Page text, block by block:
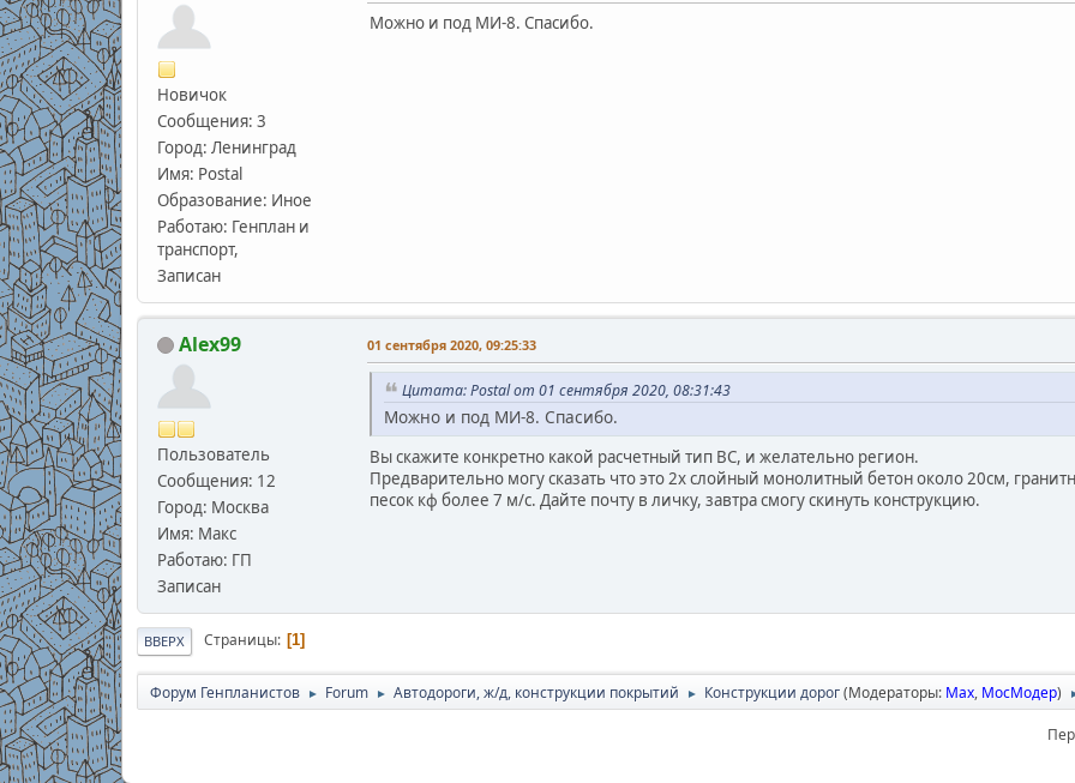
Новичок
Сообщения: 3
Город: Ленинград
Имя: Postal
Образование: Иное
Работаю: Генплан и
транспорт,
Записан
Можно и под МИ-8. Спасибо.
Alex99
Пользователь
Сообщения: 12
Город: Москва
Имя: Макс
Работаю: ГП
Записан
01 сентября 2020, 09:25:33
Цитата: Postal от 01 сентября 2020, 08:31:43
Можно и под МИ-8. Спасибо.
Вы скажите конкретно какой расчетный тип ВС, и желательно регион.
Предварительно могу сказать что это 2х слойный монолитный бетон около 20см,
песок кф более 7 м/с. Дайте почту в личку, завтра смогу скинуть конструкцию.
ВВЕРХ Страницы 1
Форум Генпланистов ► Forum ► Автодороги, ж/д, конструкции покрытий ► Конструкции дорог(Модераторы: Max, МосМодер)